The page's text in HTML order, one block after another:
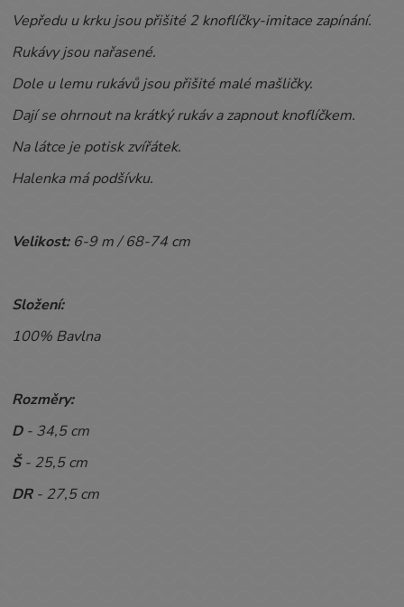
Vepředu u krku jsou přišité 2 knoflíčky-imitace zapínání.
Rukávy jsou nařasené.
Dole u lemu rukávů jsou přišité malé mašličky.
Dají se ohrnout na krátký rukáv a zapnout knoflíčkem.
Na látce je potisk zvířátek.
Halenka má podšívku.
Velikost: 6-9 m / 68-74 cm
Složení:
100% Bavlna
Rozměry:
D - 34,5 cm
Š- 25,5 cm
DR- 27,5 cm